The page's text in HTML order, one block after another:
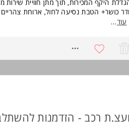
היקף המכירות, תוך מתן חוויית
כושר+ הטבת נסיעה לחול, ארוחת צהריים
דרישות:
יכולת התנסחות טובה בכתב ובעל פה
שליטה בתוכנות אופיס המשרה מיועדת לנשים
משרות ומידע על אורטל משאבי אנוש
עוד...
רכב - הזדמנות